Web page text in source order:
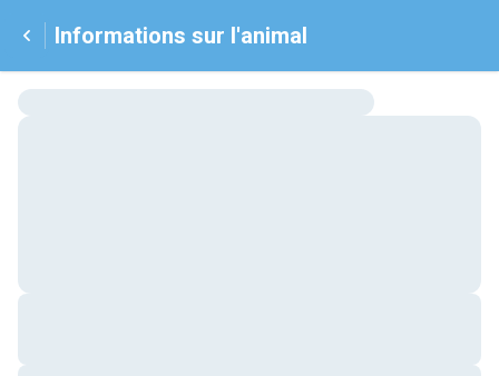
Informations sur l'animal